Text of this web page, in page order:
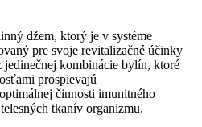
džem, ktorý je v systéme
pre svoje revitalizačné účinky
jedinečnej kombinácie bylín, ktoré
prospievajú
činnosti imunitného
tkanív organizmu.